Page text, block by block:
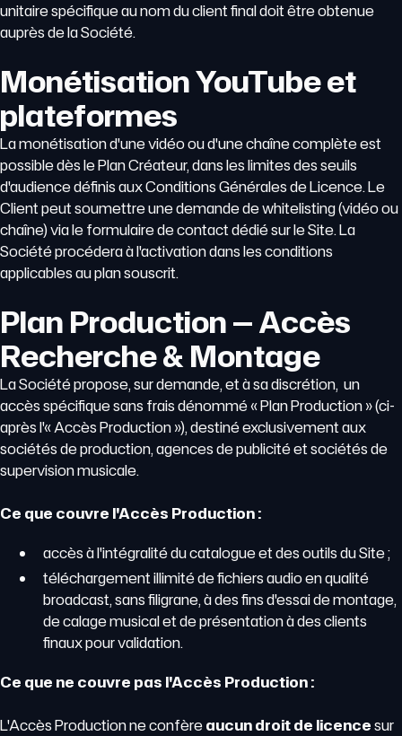
unitaire spécifique au nom du client final doit être obtenue
auprès de la Société.
Monétisation YouTube et
plateformes
La monétisation d'une vidéo ou d'une chaîne complète est
possible dès le Plan Créateur, dans les limites des seuils
d'audience définis aux Conditions Générales de Licence. Le
Client peut soumettre une demande de whitelisting (vidéo ou
chaîne) via le formulaire de contact dédié sur le Site. La
Société procédera à l'activation dans les conditions
applicables au plan souscrit.
Plan Production — Accès
Recherche & Montage
La Société propose, sur demande, et à sa discrétion, un
accès spécifique sans frais dénommé « Plan Production » (ci-
après l'« Accès Production »), destiné exclusivement aux
sociétés de production, agences de publicité et sociétés de
supervision musicale.
Ce que couvre l'Accès Production :
accès à l'intégralité du catalogue et des outils du Site ;
téléchargement illimité de fichiers audio en qualité
broadcast, sans filigrane, à des fins d'essai de montage,
de calage musical et de présentation à des clients
finaux pour validation.
Ce que ne couvre pas l'Accès Production :
L'Accès Production ne confèreaucun droit de licencesur